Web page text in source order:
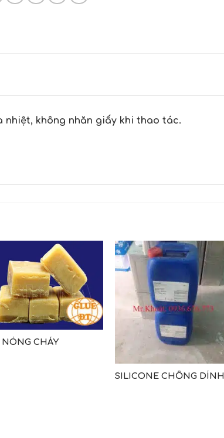
nhiệt, không nhăn giấy khi thao tác.
NÓNG CHẢY
SILICONE CHỐNG DÍNH